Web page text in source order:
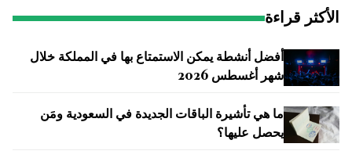
الأكثر قراءة
أفضل أنشطة يمكن الاستمتاع بها في المملكة خلال
شهر أغسطس 2026
ما هي تأشيرة الباقات الجديدة في السعودية ومَن
يحصل عليها؟